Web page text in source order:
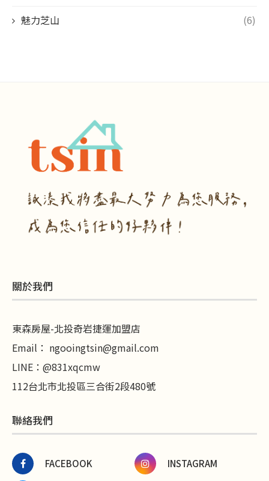
魅力芝山
(6)
關於我們
東森房屋-北投奇岩捷運加盟店
Email： ngooingtsin@gmail.com
LINE ： @831xqcmw
112台北市北投區三合街2段480號
聯絡我們
FACEBOOK INSTAGRAM